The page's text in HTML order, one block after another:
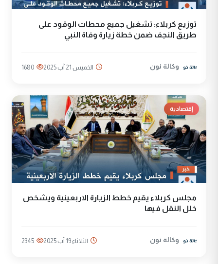
توزيع كربلاء: تشغيل جميع محطات الوقود على
طريق النجف ضمن خطة زيارة وفاة النبي
وكالة نون الخميس 21 آب 2025 1680
إقتصادية
مجلس كربلاء يقيم خطط الزيارة الاربعينية ويشخص
خلل النقل فيها
وكالة نون الثلاثاء 19 آب 2025 2345